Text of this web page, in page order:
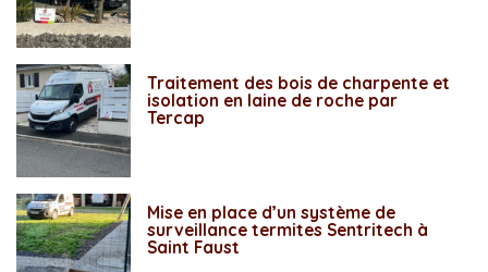
Traitement des bois de charpente et
isolation en laine de roche par
Tercap
Mise en place d’un système de
surveillance termites Sentritech à
Saint Faust